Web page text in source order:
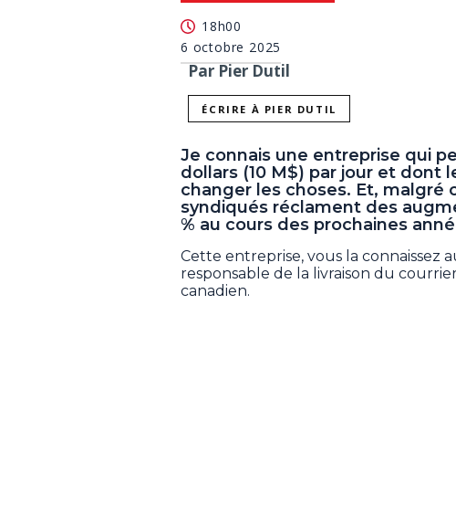
18h00
6 octobre 2025
Par Pier Dutil
ÉCRIRE À PIER DUTIL
Je connais une entreprise qui
dollars (10 M$) par jour et dont
changer les choses. Et, malgré
syndiqués réclament des
% au cours des prochaines
Cette entreprise, vous la connaissez
responsable de la livraison du
canadien.